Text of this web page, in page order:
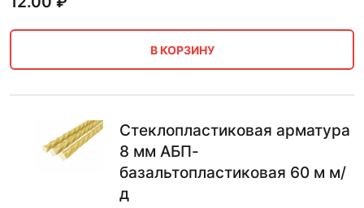
В КОРЗИНУ
Стеклопластиковая арматура
8 мм АБП-
базальтопластиковая 60 м м/
д